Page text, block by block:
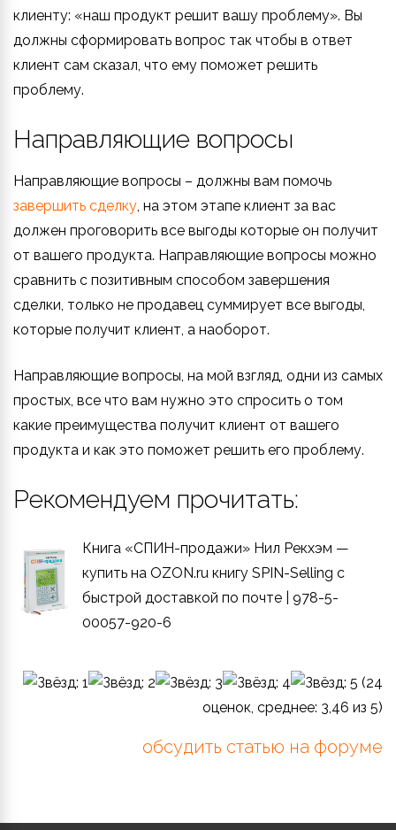
клиенту: «наш продукт решит вашу проблему». Вы
должны сформировать вопрос так чтобы в ответ
клиент сам сказал, что ему поможет решить
проблему.
Направляющие вопросы
Направляющие вопросы – должны вам помочь
завершить сделку, на этом этапе клиент за вас
должен проговорить все выгоды которые он получит
от вашего продукта. Направляющие вопросы можно
сравнить с позитивным способом завершения
сделки, только не продавец суммирует все выгоды,
которые получит клиент, а наоборот.
Направляющие вопросы, на мой взгляд, одни из самых
простых, все что вам нужно это спросить о том
какие преимущества получит клиент от вашего
продукта и как это поможет решить его проблему.
Рекомендуем прочитать:
Книга «СПИН-продажи» Нил Рекхэм —
купить на OZON.ru книгу SPIN-Selling с
быстрой доставкой по почте | 978-5-
00057-920-6
(24
оценок, среднее: 3,46 из 5)
обсудить статью на форуме